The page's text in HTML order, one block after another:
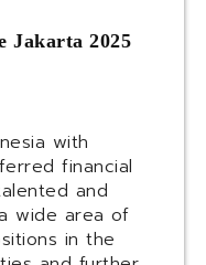
Jakarta 2025
with
financial
and
wide area of
in the